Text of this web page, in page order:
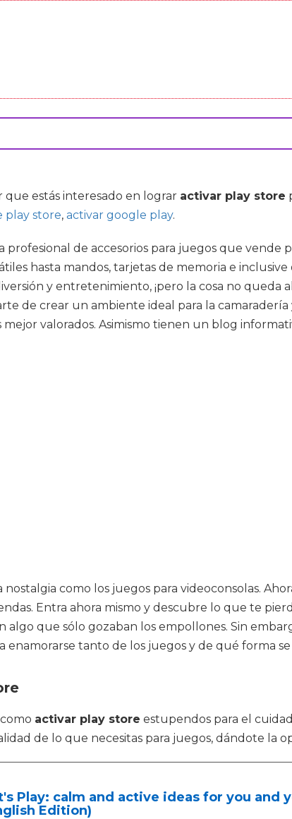
que estás interesado en lograr activar play store
play store, activar google play.
profesional de accesorios para juegos que
hasta mandos, tarjetas de memoria e
y entretenimiento, ¡pero la cosa no queda
de crear un ambiente ideal para la
valorados. Asimismo tienen un blog
como los juegos para videoconsolas.
Entra ahora mismo y descubre lo que te
algo que sólo gozaban los empollones. Sin
enamorarse tanto de los juegos y de qué forma
activar play store estupendos para el
de lo que necesitas para juegos, dándote la
Play: calm and active ideas for you and
Edition)